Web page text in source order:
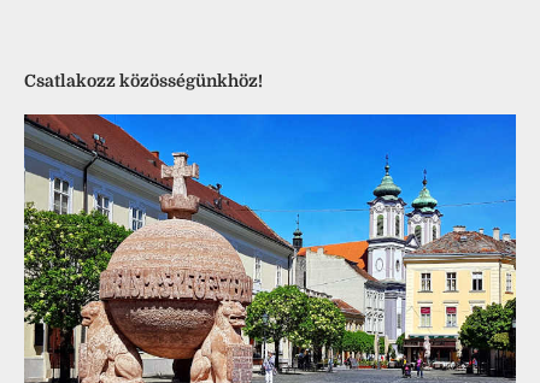
Csatlakozz közösségünkhöz!